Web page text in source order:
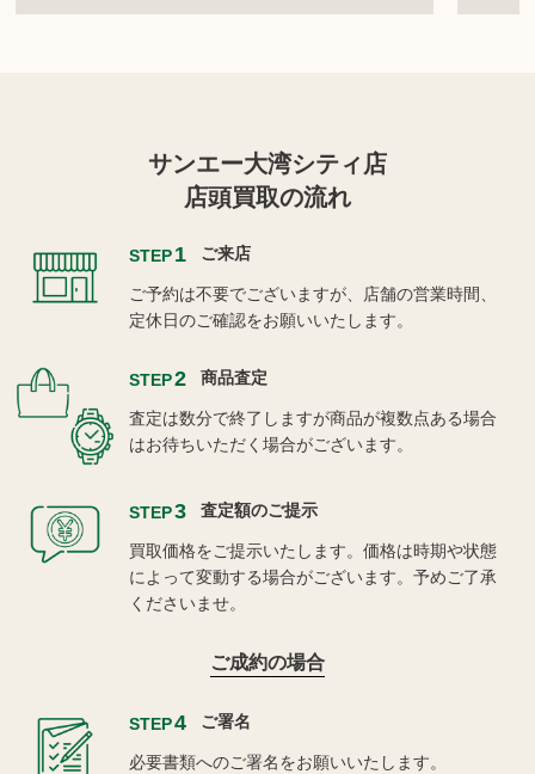
サンエー大湾シティ店
店頭買取の流れ
STEP1 ご来店
ご予約は不要でございますが、店舗の営業時間、
定休日のご確認をお願いいたします。
STEP2 商品査定
査定は数分で終了しますが商品が複数点ある場合
はお待ちいただく場合がございます。
STEP3 査定額のご提示
買取価格をご提示いたします。価格は時期や状態
によって変動する場合がございます。予めご了承
くださいませ。
ご成約の場合
STEP4 ご署名
必要書類へのご署名をお願いいたします。